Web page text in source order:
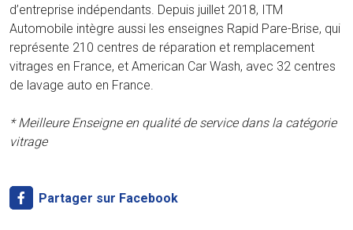
d’entreprise indépendants. Depuis juillet 2018, ITM
Automobile intègre aussi les enseignes Rapid Pare-Brise, qui
représente 210 centres de réparation et remplacement
vitrages en France, et American Car Wash, avec 32 centres
de lavage auto en France.
* Meilleure Enseigne en qualité de service dans la catégorie
vitrage
Partager sur Facebook